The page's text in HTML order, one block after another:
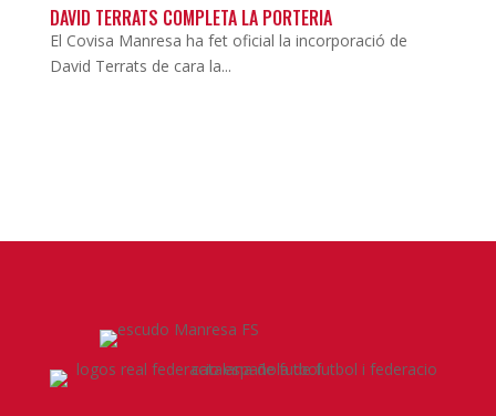
DAVID TERRATS COMPLETA LA PORTERIA
El Covisa Manresa ha fet oficial la incorporació de
David Terrats de cara la...